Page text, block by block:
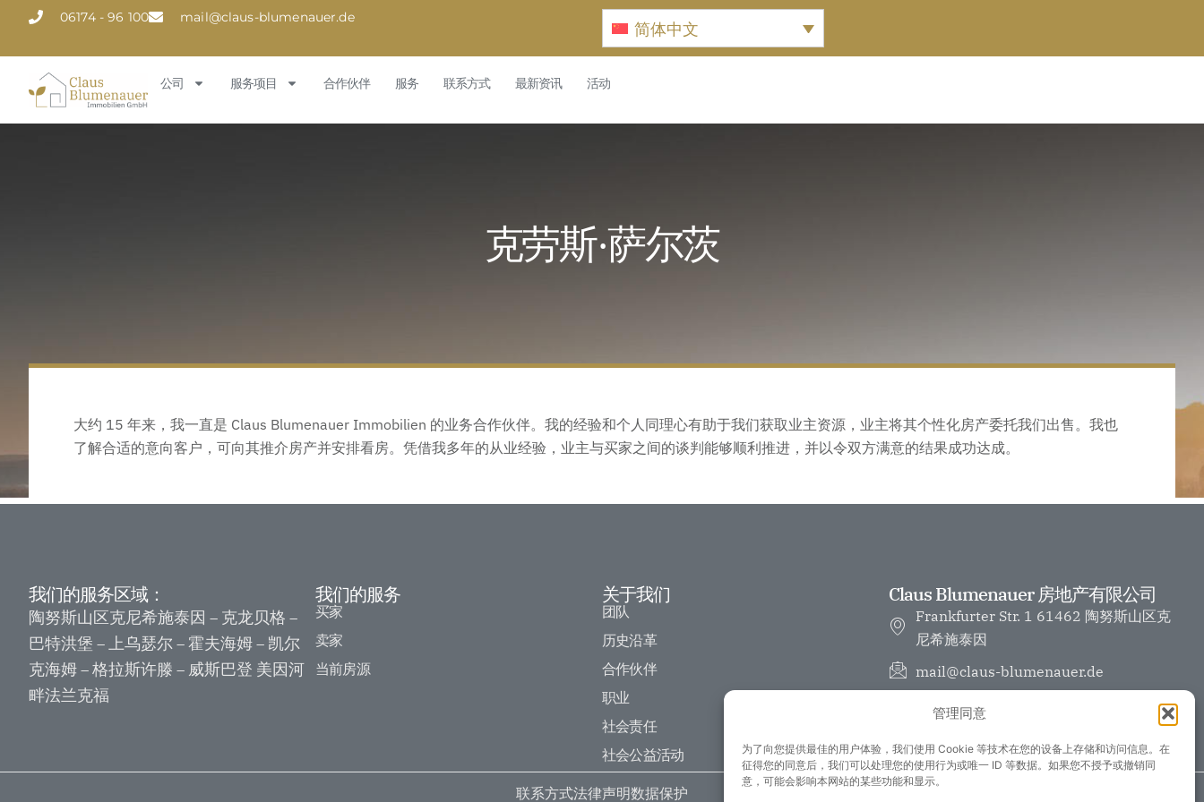
管理同意
为了向您提供最佳的用户体验，我们使用 Cookie 等技术在您的设备上存储和访问信息。在
征得您的同意后，我们可以处理您的使用行为或唯一 ID 等数据。如果您不授予或撤销同
意，可能会影响本网站的某些功能和显示。
06174 - 96 100 mail@claus-blumenauer.de
简体中文
公司 服务项目 合作伙伴 服务 联系方式 最新资讯 活动
克劳斯·萨尔茨
大约 15 年来，我一直是 Claus Blumenauer Immobilien 的业务合作伙伴。我的经验和个人同理心有助于我们获取业主资源，业主将其个性化房产委托我们出售。我也
了解合适的意向客户，可向其推介房产并安排看房。凭借我多年的从业经验，业主与买家之间的谈判能够顺利推进，并以令双方满意的结果成功达成。
我们的服务区域：
陶努斯山区克尼希施泰因 – 克龙贝格 –
巴特洪堡 – 上乌瑟尔 – 霍夫海姆 – 凯尔
克海姆 – 格拉斯许滕 – 威斯巴登 美因河
畔法兰克福
我们的服务
买家
卖家
当前房源
关于我们
团队
历史沿革
合作伙伴
职业
社会责任
社会公益活动
Claus Blumenauer 房地产有限公司
Frankfurter Str. 1 61462 陶努斯山区克
尼希施泰因
mail@claus-blumenauer.de
06174 96100
联系方式法律声明数据保护